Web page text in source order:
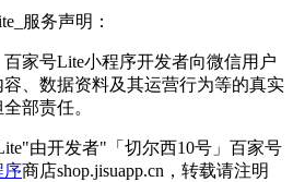
服务声明：
家号Lite小程序开发者向微信用户
、数据资料及其运营行为等的真实
部责任。
由开发者"「切尔西10号」百家号
序商店shop.jisuapp.cn，转载请注明